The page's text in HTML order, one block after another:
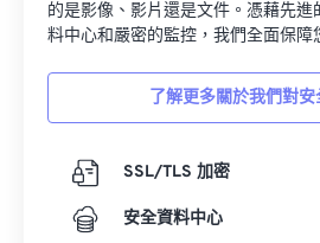
的是影像、影片還是文件。憑藉先
料中心和嚴密的監控，我們全面保障
了解更多關於我們對
SSL/TLS 加密
安全資料中心